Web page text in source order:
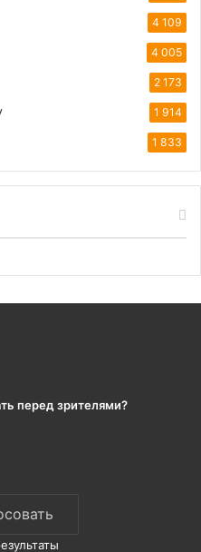
4 109
4 005
2 173
1 914
1 833
перед зрителями?